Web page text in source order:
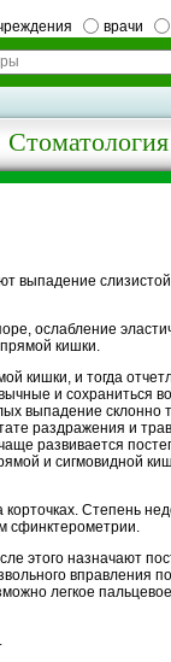
врачи
Стоматология
выпадение слизистой
ослабление
кишки.
кишки, и тогда
и сохраниться
выпадение склонно
раздражения и
развивается
и сигмовидной
Степень
сфинктерометрии.
этого назначают
вправления
легкое